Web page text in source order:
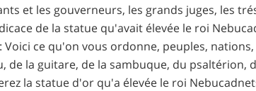
et les gouverneurs, les grands juges, les
de la statue qu'avait élevée le roi
Voici ce qu'on vous ordonne, peuples,
de la guitare, de la sambuque, du
la statue d'or qu'a élevée le roi